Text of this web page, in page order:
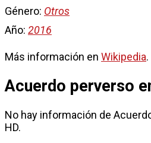
Género: Otros
Año: 2016
Más información en Wikipedia.
Acuerdo perverso
No hay información de
HD.